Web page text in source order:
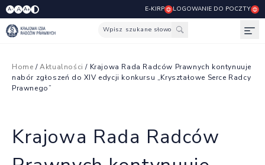
A- A A+ E-KIRP LOGOWANIE DO POCZTY
Wpisz szukane słowo
Home /Aktualności / Krajowa Rada Radców Prawnych kontynuuje
nabór zgłoszeń do XIV edycji konkursu „Kryształowe Serce Radcy
Prawnego”
Krajowa Rada Radców